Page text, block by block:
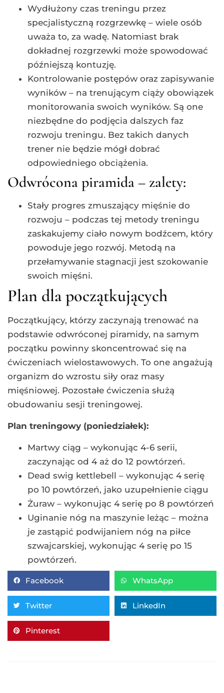
Wydłużony czas treningu przez
specjalistyczną rozgrzewkę – wiele osób
uważa to, za wadę. Natomiast brak
dokładnej rozgrzewki może spowodować
późniejszą kontuzję.
Kontrolowanie postępów oraz zapisywanie
wyników – na trenującym ciąży obowiązek
monitorowania swoich wyników. Są one
niezbędne do podjęcia dalszych faz
rozwoju treningu. Bez takich danych
trener nie będzie mógł dobrać
odpowiedniego obciążenia.
Odwrócona piramida – zalety:
Stały progres zmuszający mięśnie do
rozwoju – podczas tej metody treningu
zaskakujemy ciało nowym bodźcem, który
powoduje jego rozwój. Metodą na
przełamywanie stagnacji jest szokowanie
swoich mięśni.
Plan dla początkujących
Początkujący, którzy zaczynają trenować na
podstawie odwróconej piramidy, na samym
początku powinny skoncentrować się na
ćwiczeniach wielostawowych. To one angażują
organizm do wzrostu siły oraz masy
mięśniowej. Pozostałe ćwiczenia służą
obudowaniu sesji treningowej.
Plan treningowy (poniedziałek):
Martwy ciąg – wykonując 4-6 serii,
zaczynając od 4 aż do 12 powtórzeń.
Dead swig kettlebell – wykonując 4 serię
po 10 powtórzeń, jako uzupełnienie ciągu
Żuraw – wykonując 4 serię po 8 powtórzeń
Uginanie nóg na maszynie leżąc – można
je zastąpić podwijaniem nóg na piłce
szwajcarskiej, wykonując 4 serię po 15
powtórzeń.
Facebook WhatsApp
Twitter LinkedIn
Pinterest